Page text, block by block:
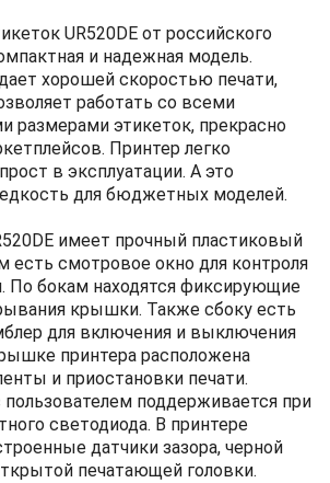
UR520DE от российского
и надежная модель.
хорошей скоростью печати,
работать со всеми
размерами этикеток, прекрасно
Принтер легко
в эксплуатации. А это
для бюджетных моделей.
имеет прочный пластиковый
есть смотровое окно для контроля
По бокам находятся фиксирующие
крышки. Также сбоку есть
для включения и выключения
принтера расположена
и приостановки печати.
пользователем поддерживается при
светодиода. В принтере
датчики зазора, черной
печатающей головки.